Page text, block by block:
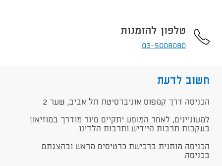
טלפון להזמנות
03-5008080
חשוב לדעת
​הכניסה דרך קמפוס אוניברסיטת תל אביב, שער 2
למעוניינים, לאחר המופע יתקיים סיור מודרך במוזיאון
בעקבות תרבות היידיש ותרבות הלדינו.
הכניסה מותנית ברכישת כרטיסים מראש ובהצגתם
בכניסה.